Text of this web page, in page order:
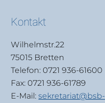
Kontakt
Wilhelmstr.22
75015 Bretten
Telefon: 0721 936-61600
Fax: 0721 936-61789
E-Mail: sekretariat@bsb-